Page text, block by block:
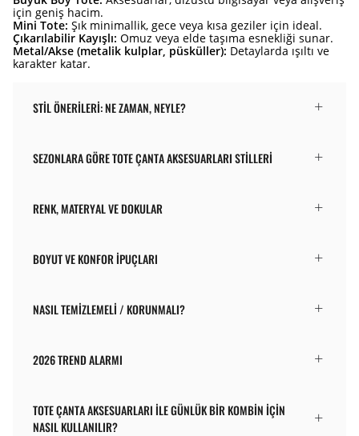
için geniş hacim.
Mini Tote: Şık minimallik, gece veya kısa geziler için ideal.
Çıkarılabilir Kayışlı: Omuz veya elde taşıma esnekliği sunar.
Metal/Akse (metalik kulplar, püsküller): Detaylarda ışıltı ve
karakter katar.
STIL ÖNERILERI: NE ZAMAN, NEYLE?
SEZONLARA GÖRE TOTE ÇANTA AKSESUARLARI STILLERI
RENK, MATERYAL VE DOKULAR
BOYUT VE KONFOR İPUÇLARI
NASIL TEMIZLEMELI / KORUNMALI?
2026 TREND ALARMI
TOTE ÇANTA AKSESUARLARI ILE GÜNLÜK BIR KOMBIN IÇIN
NASIL KULLANILIR?